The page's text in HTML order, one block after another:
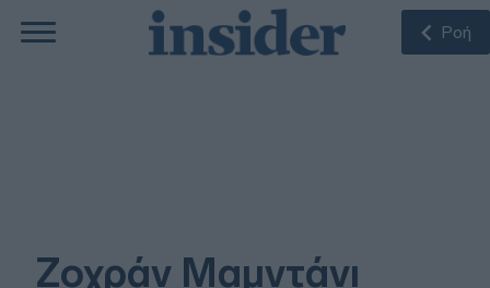
Ροή
Ζοχράν Μαμντάνι